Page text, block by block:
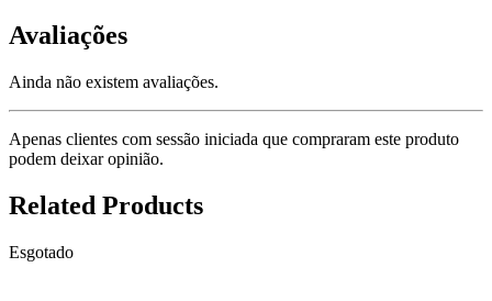
Avaliações
Ainda não existem avaliações.
Apenas clientes com sessão iniciada que compraram este produto
podem deixar opinião.
Related Products
Esgotado